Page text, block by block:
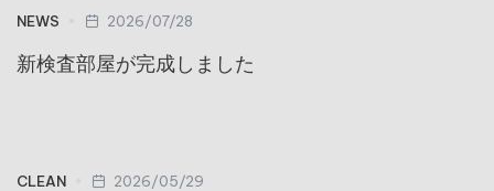
NEWS 2026/07/28
新検査部屋が完成しました
CLEAN 2026/05/29